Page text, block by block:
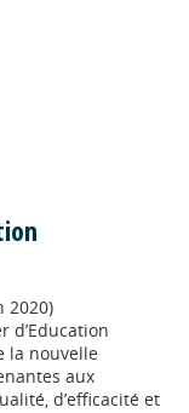
2020)
d’Education
la nouvelle
aux
d’efficacité et